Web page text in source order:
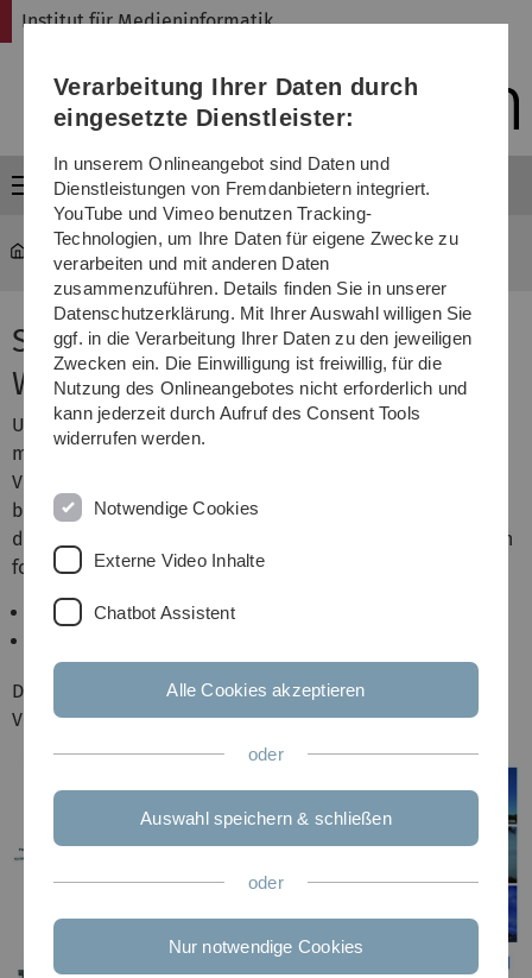
Direkt
Direkt
Direkt
(Sprache,
Drucken,
Media)
Direkt
Direkt
Institut für Medieninformatik
Menü
Seminar Visual Computing
Seminar Visual Computing,
Wintersemester 2021/22
Unsere Forschungsgruppe beschäftigt sich unter anderem
mit den Bereichen Computergrafik, Bildverarbeitung,
Visualisierung und Computer Vision. Dementsprechend
bietet das Seminar Einblick in die derzeitige Forschung
dieser Gebiete. Die Themen des Seminars können aus den
folgenden Forschungsbereichen ausgewählt werden:
Deep Learning for Graphics
Die genauen Themen werden bei der Kick-Off
Veranstaltung bekannt gegeben und verteilt.
Verarbeitung Ihrer Daten durch
eingesetzte Dienstleister:
In unserem Onlineangebot sind Daten und
Dienstleistungen von Fremdanbietern integriert.
YouTube und Vimeo benutzen Tracking-
Technologien, um Ihre Daten für eigene Zwecke zu
verarbeiten und mit anderen Daten
zusammenzuführen. Details finden Sie in unserer
Datenschutzerklärung. Mit Ihrer Auswahl willigen Sie
ggf. in die Verarbeitung Ihrer Daten zu den jeweiligen
Zwecken ein. Die Einwilligung ist freiwillig, für die
Nutzung des Onlineangebotes nicht erforderlich und
kann jederzeit durch Aufruf des Consent Tools
widerrufen werden.
Notwendige Cookies
Externe Video Inhalte
Chatbot Assistent
Alle Cookies akzeptieren
oder
Auswahl speichern & schließen
oder
Nur notwendige Cookies